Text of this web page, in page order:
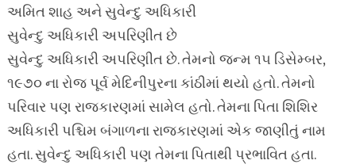
અમિત શાહ અને સુવેન્દુ અધિકારી
સુવેન્દુ અધિકારી અપરિણીત છે
સુવેન્દુ અધિકારી અપરિણીત છે. તેમનો જન્મ ૧૫ ડિસેમ્બર,
૧૯૭૦ ના રોજ પૂર્વ મેદિનીપુરના કાંઠીમાં થયો હતો. તેમનો
પરિવાર પણ રાજકારણમાં સામેલ હતો. તેમના પિતા શિશિર
અધિકારી પશ્ચિમ બંગાળના રાજકારણમાં એક જાણીતું નામ
હતા. સુવેન્દુ અધિકારી પણ તેમના પિતાથી પ્રભાવિત હતા.